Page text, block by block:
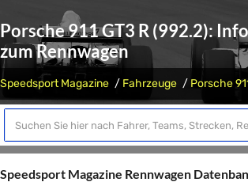
Porsche 911 GT3 R (992.2):
zum Rennwagen
Speedsport Magazine Fahrzeuge Porsche
Speedsport Magazine Rennwagen